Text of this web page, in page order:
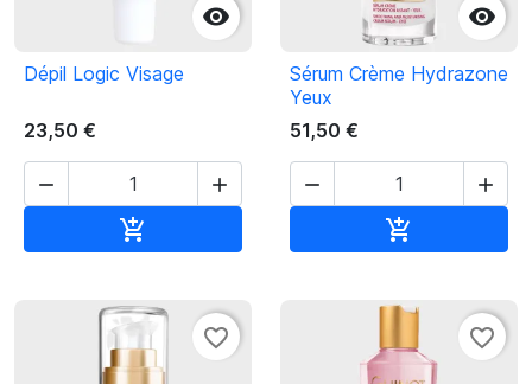

Dépil Logic Visage
23,50 €
 


Sérum Crème Hydrazone
Yeux
51,50 €
 

favorite_border favorite_border